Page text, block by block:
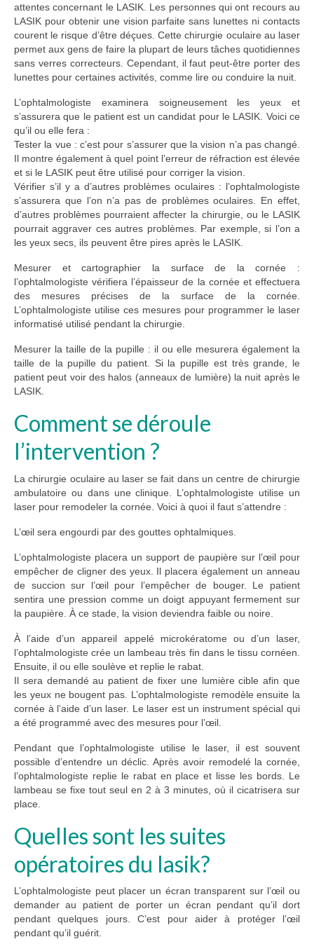
attentes concernant le LASIK. Les personnes qui ont recours au
LASIK pour obtenir une vision parfaite sans lunettes ni contacts
courent le risque d’être déçues. Cette chirurgie oculaire au laser
permet aux gens de faire la plupart de leurs tâches quotidiennes
sans verres correcteurs. Cependant, il faut peut-être porter des
lunettes pour certaines activités, comme lire ou conduire la nuit.
L’ophtalmologiste examinera soigneusement les yeux et
s’assurera que le patient est un candidat pour le LASIK. Voici ce
qu’il ou elle fera :
Tester la vue : c’est pour s’assurer que la vision n’a pas changé.
Il montre également à quel point l’erreur de réfraction est élevée
et si le LASIK peut être utilisé pour corriger la vision.
Vérifier s’il y a d’autres problèmes oculaires : l’ophtalmologiste
s’assurera que l’on n’a pas de problèmes oculaires. En effet,
d’autres problèmes pourraient affecter la chirurgie, ou le LASIK
pourrait aggraver ces autres problèmes. Par exemple, si l’on a
les yeux secs, ils peuvent être pires après le LASIK.
Mesurer et cartographier la surface de la cornée :
l’ophtalmologiste vérifiera l’épaisseur de la cornée et effectuera
des mesures précises de la surface de la cornée.
L’ophtalmologiste utilise ces mesures pour programmer le laser
informatisé utilisé pendant la chirurgie.
Mesurer la taille de la pupille : il ou elle mesurera également la
taille de la pupille du patient. Si la pupille est très grande, le
patient peut voir des halos (anneaux de lumière) la nuit après le
LASIK.
Comment se déroule
l’intervention ?
La chirurgie oculaire au laser se fait dans un centre de chirurgie
ambulatoire ou dans une clinique. L’ophtalmologiste utilise un
laser pour remodeler la cornée. Voici à quoi il faut s’attendre :
L’œil sera engourdi par des gouttes ophtalmiques.
L’ophtalmologiste placera un support de paupière sur l’œil pour
empêcher de cligner des yeux. Il placera également un anneau
de succion sur l’œil pour l’empêcher de bouger. Le patient
sentira une pression comme un doigt appuyant fermement sur
la paupière. À ce stade, la vision deviendra faible ou noire.
À l’aide d’un appareil appelé microkératome ou d’un laser,
l’ophtalmologiste crée un lambeau très fin dans le tissu cornéen.
Ensuite, il ou elle soulève et replie le rabat.
Il sera demandé au patient de fixer une lumière cible afin que
les yeux ne bougent pas. L’ophtalmologiste remodèle ensuite la
cornée à l’aide d’un laser. Le laser est un instrument spécial qui
a été programmé avec des mesures pour l’œil.
Pendant que l’ophtalmologiste utilise le laser, il est souvent
possible d’entendre un déclic. Après avoir remodelé la cornée,
l’ophtalmologiste replie le rabat en place et lisse les bords. Le
lambeau se fixe tout seul en 2 à 3 minutes, où il cicatrisera sur
place.
Quelles sont les suites
opératoires du lasik?
L’ophtalmologiste peut placer un écran transparent sur l’œil ou
demander au patient de porter un écran pendant qu’il dort
pendant quelques jours. C’est pour aider à protéger l’œil
pendant qu’il guérit.